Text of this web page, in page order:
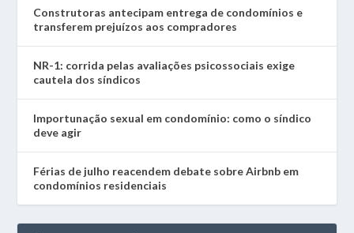
Construtoras antecipam entrega de condomínios e
transferem prejuízos aos compradores
NR-1: corrida pelas avaliações psicossociais exige
cautela dos síndicos
Importunação sexual em condomínio: como o síndico
deve agir
Férias de julho reacendem debate sobre Airbnb em
condomínios residenciais